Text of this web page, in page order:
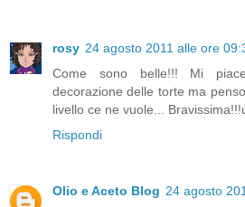
rosy 24 agosto 2011 alle ore
Come sono belle!!! Mi
decorazione delle torte ma
livello ce ne vuole...
Rispondi
Olio e Aceto Blog 24 agosto